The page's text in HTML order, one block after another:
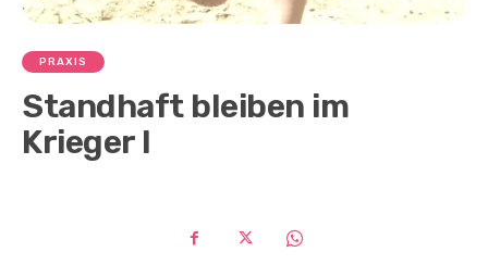
PRAXIS
Standhaft bleiben im
Krieger I